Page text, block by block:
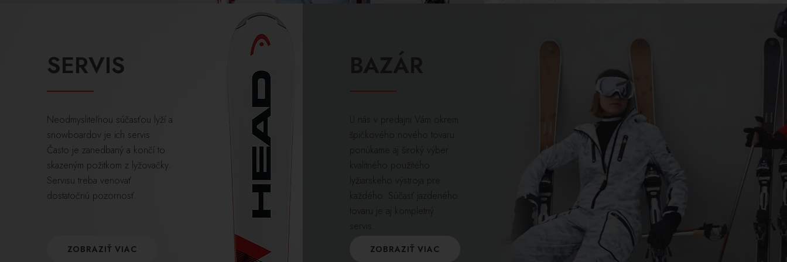
SERVIS
Neodmysliteľnou súčasťou lyží a
snowboardov je ich servis.
Často je zanedbaný a končí to
skazeným požitkom z lyžovačky.
Servisu treba venovať
dostatočnú pozornosť.
ZOBRAZIŤ VIAC
U nás v predajni Vám okrem
špičkového nového tovaru
ponúkame aj široký výber
kvalitného použitého
lyžiarskeho výstroja pre
každého. Súčasť jazdeného
tovaru je aj kompletný
servis.
ZOBRAZIŤ VIAC